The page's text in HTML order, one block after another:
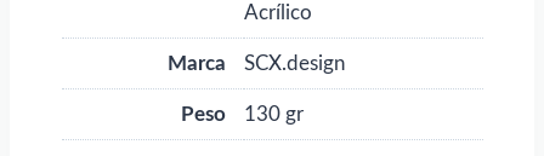
Acrílico
Marca SCX.design
Peso 130 gr